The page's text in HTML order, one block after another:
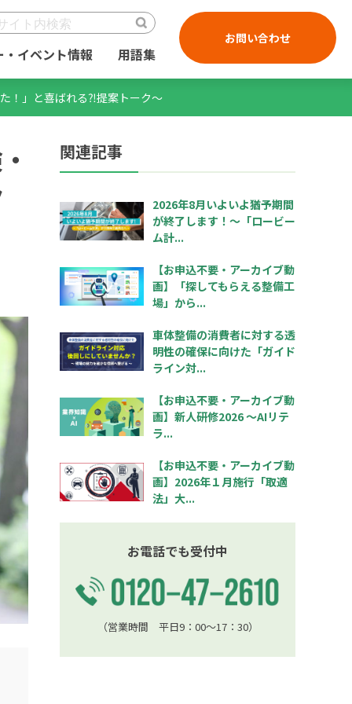
・イベント情報 用語集
お問い合わせ
！」と喜ばれる⁈提案トーク～
関連記事
2026年8月いよいよ猶予期間
が終了します！～「ロービー
ム計...
【お申込不要・アーカイブ動
画】「探してもらえる整備工
場」から...
車体整備の消費者に対する透
明性の確保に向けた「ガイド
ライン対...
【お申込不要・アーカイブ動
画】新人研修2026 ～AIリテ
ラ...
【お申込不要・アーカイブ動
画】2026年１月施行「取適
法」大...
お電話でも受付中
（営業時間 平日9：00〜17：30）